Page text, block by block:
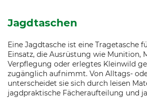
Jagdtaschen
Eine Jagdtasche ist eine Tragetasche
Einsatz, die Ausrüstung wie Munition,
Verpflegung oder erlegtes Kleinwild
zugänglich aufnimmt. Von Alltags-
unterscheidet sie sich durch leisen
jagdpraktische Fächeraufteilung und